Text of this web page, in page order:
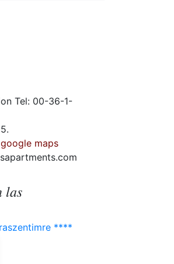
Tel: 00-36-1-
maps
las
****